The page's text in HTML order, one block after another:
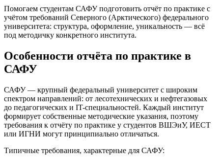
Помогаем студентам САФУ подготовить отчёт по практике с
учётом требований Северного (Арктического) федерального
университета: структура, оформление, уникальность — всё
под методичку конкретного института.
Особенности отчёта по практике в
САФУ
САФУ — крупный федеральный университет с широким
спектром направлений: от лесотехнических и нефтегазовых
до педагогических и IT-специальностей. Каждый институт
формирует собственные методические указания, поэтому
требования к отчёту по практике у студентов ВШЭиУ, ИЕСТ
или ИГНИ могут принципиально отличаться.
Типичные требования, характерные для САФУ: